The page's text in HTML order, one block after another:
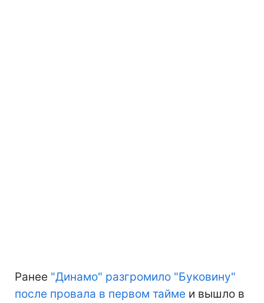
Ранее "Динамо" разгромило "Буковину"
после провала в первом тайме и вышло в